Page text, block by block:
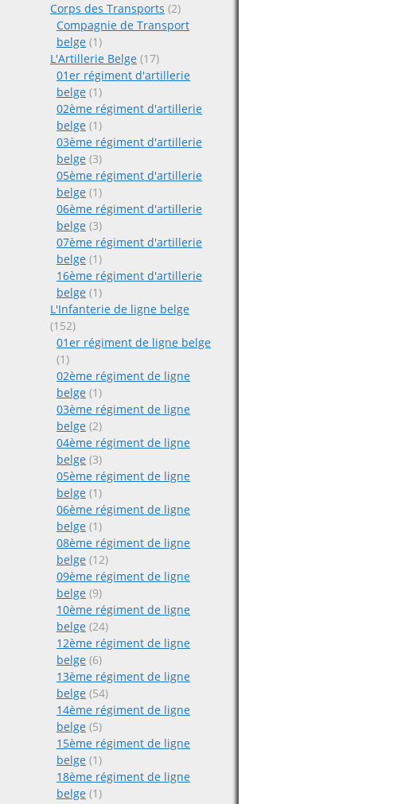
Corps des Transports (2)
Compagnie de Transport
belge (1)
L'Artillerie Belge (17)
01er régiment d'artillerie
belge (1)
02ème régiment d'artillerie
belge (1)
03ème régiment d'artillerie
belge (3)
05ème régiment d'artillerie
belge (1)
06ème régiment d'artillerie
belge (3)
07ème régiment d'artillerie
belge (1)
16ème régiment d'artillerie
belge (1)
L'Infanterie de ligne belge
(152)
01er régiment de ligne belge
(1)
02ème régiment de ligne
belge (1)
03ème régiment de ligne
belge (2)
04ème régiment de ligne
belge (3)
05ème régiment de ligne
belge (1)
06ème régiment de ligne
belge (1)
08ème régiment de ligne
belge (12)
09ème régiment de ligne
belge (9)
10ème régiment de ligne
belge (24)
12ème régiment de ligne
belge (6)
13ème régiment de ligne
belge (54)
14ème régiment de ligne
belge (5)
15ème régiment de ligne
belge (1)
18ème régiment de ligne
belge (1)